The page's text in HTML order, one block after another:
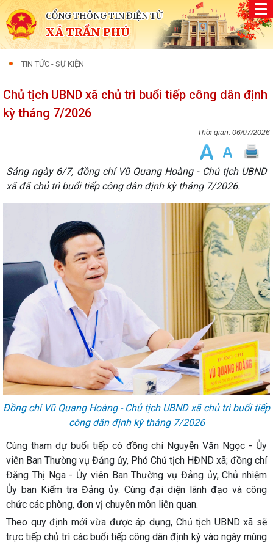
CỔNG THÔNG TIN ĐIỆN TỬ
XÃ TRẦN PHÚ
TIN TỨC - SỰ KIỆN
Chủ tịch UBND xã chủ trì buổi tiếp công dân định
kỳ tháng 7/2026
06/07/2026
Sáng ngày 6/7, đồng chí Vũ Quang Hoàng - Chủ tịch UBND
xã đã chủ trì buổi tiếp công dân định kỳ tháng 7/2026.
Đồng chí Vũ Quang Hoàng - Chủ tịch UBND xã chủ trì buổi tiếp
công dân định kỳ tháng 7/2026
Cùng tham dự buổi tiếp có đồng chí Nguyễn Văn Ngọc - Ủy
viên Ban Thường vụ Đảng ủy, Phó Chủ tịch HĐND xã; đồng chí
Đặng Thị Nga - Ủy viên Ban Thường vụ Đảng ủy, Chủ nhiệm
Ủy ban Kiểm tra Đảng ủy. Cùng đại diện lãnh đạo và công
chức các phòng, đơn vị chuyên môn liên quan.
Theo quy định mới vừa được áp dụng, Chủ tịch UBND xã sẽ
trực tiếp chủ trì các buổi tiếp công dân định kỳ vào ngày mùng